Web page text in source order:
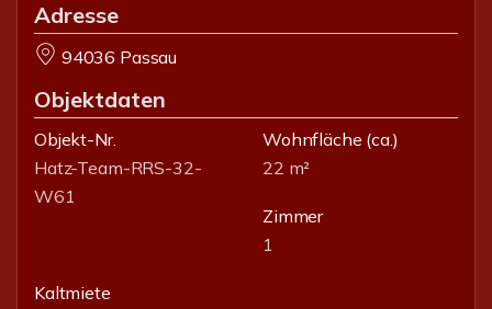
Adresse
94036 Passau
Objektdaten
Objekt-Nr.
Hatz-Team-RRS-32-
W61
Wohnfläche (ca.)
22 m²
Zimmer
1
Kaltmiete